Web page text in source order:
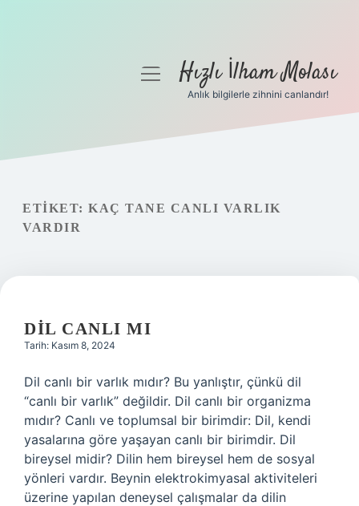
Gizlilik Politikası
Hakkımızda
menüyüHızlı İlham Molası
Anlık bilgilerle zihnini canlandır!
ETIKET: KAÇ TANE CANLI VARLIK
VARDIR
DIL CANLI MI
Tarih: Kasım 8, 2024
Dil canlı bir varlık mıdır? Bu yanlıştır, çünkü dil
“canlı bir varlık” değildir. Dil canlı bir organizma
mıdır? Canlı ve toplumsal bir birimdir: Dil, kendi
yasalarına göre yaşayan canlı bir birimdir. Dil
bireysel midir? Dilin hem bireysel hem de sosyal
yönleri vardır. Beynin elektrokimyasal aktiviteleri
üzerine yapılan deneysel çalışmalar da dilin